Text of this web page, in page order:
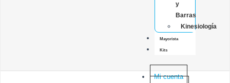
y
Barras
Kinesiología
Mayorista
Kits
Mi cuenta